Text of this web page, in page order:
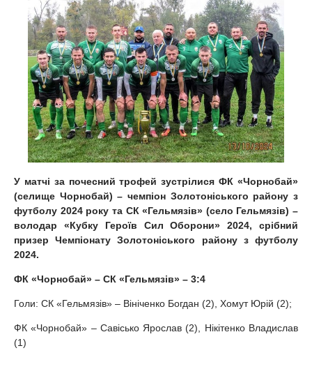
У матчі за почесний трофей зустрілися ФК «Чорнобай»
(селище Чорнобай) – чемпіон Золотоніського району з
футболу 2024 року та СК «Гельмязів» (село Гельмязів) –
володар «Кубку Героїв Сил Оборони» 2024, срібний
призер Чемпіонату Золотоніського району з футболу
2024.
ФК «Чорнобай» – СК «Гельмязів» – 3:4
Голи: СК «Гельмязів» – Вініченко Богдан (2), Хомут Юрій (2);
ФК «Чорнобай» – Савісько Ярослав (2), Нікітенко Владислав
(1)